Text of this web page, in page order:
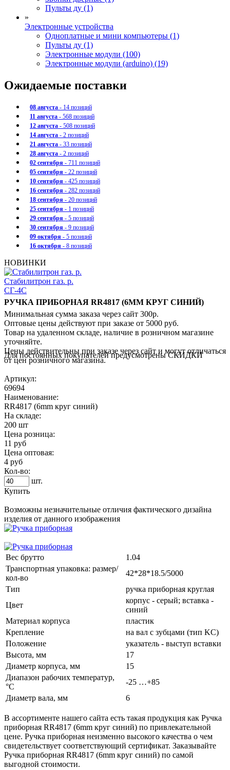
Пульты ду (1)
»
Электронные устройства
Одноплатные и мини компьютеры (1)
Пульты ду (1)
Электронные модули (100)
Электронные модули (arduino) (19)
Ожидаемые поставки
08 августа - 14 позиций
11 августа - 568 позиций
12 августа - 508 позиций
14 августа - 2 позиций
21 августа - 33 позиций
28 августа - 2 позиций
02 сентября - 711 позиций
05 сентября - 22 позиций
10 сентября - 425 позиций
16 сентября - 282 позиций
18 сентября - 20 позиций
25 сентября - 1 позиций
29 сентября - 5 позиций
30 сентября - 9 позиций
09 октября - 5 позиций
16 октября - 8 позиций
НОВИНКИ
Стабилитрон газ. р.
СГ-4С
РУЧКА ПРИБОРНАЯ RR4817 (6MM КРУГ СИНИЙ)
Минимальная сумма заказа через сайт 300р.
Оптовые цены действуют при заказе от 5000 руб.
Товар на удаленном складе, наличие в розничном магазине
уточняйте.
Цены действительны при заказе через сайт и могут отличаться
от цен розничного магазина.
Для постоянных покупателей предусмотрены СКИДКИ
Артикул:
69694
Наименование:
RR4817 (6mm круг синий)
На складе:
200 шт
Цена розница:
11 руб
Цена оптовая:
4 руб
Кол-во:
шт.
Купить
Возможны незначительные отличия фактического дизайна
изделия от данного изображения
Вес брутто
1.04
Транспортная упаковка: размер/
кол-во
42*28*18.5/5000
Тип
ручка приборная круглая
Цвет
корпус - серый; вставка -
синий
Материал корпуса
пластик
Крепление
на вал с зубцами (тип KC)
Положение
указатель - выступ вставки
Высота, мм
17
Диаметр корпуса, мм
15
Диапазон рабочих температур,
°C
-25 …+85
Диаметр вала, мм
6
В ассортименте нашего сайта есть такая продукция как Ручка
приборная RR4817 (6mm круг синий) по привлекательной
цене. Ручка приборная неизменно высокого качества о чем
свидетельствует соответствующий сертификат. Заказывайте
Ручка приборная RR4817 (6mm круг синий) по самой
выгодной стоимости.